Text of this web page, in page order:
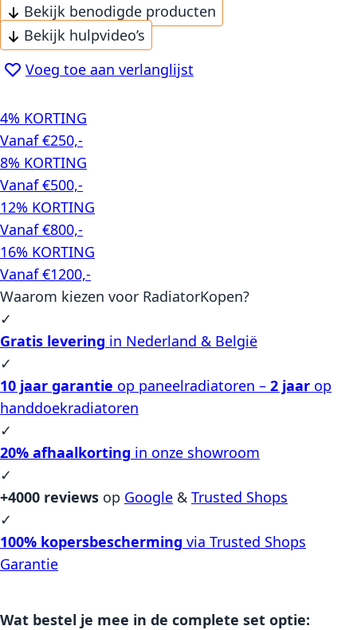
Bekijk benodigde producten
Bekijk hulpvideo’s
Voeg toe aan verlanglijst
4% KORTING
Vanaf €250,-
8% KORTING
Vanaf €500,-
12% KORTING
Vanaf €800,-
16% KORTING
Vanaf €1200,-
Waarom kiezen voor RadiatorKopen?
✓
Gratis levering in Nederland & België
✓
10 jaar garantie op paneelradiatoren – 2 jaar op
handdoekradiatoren
✓
20% afhaalkorting in onze showroom
✓
+4000 reviews op Google & Trusted Shops
✓
100% kopersbescherming via Trusted Shops
Garantie
Wat bestel je mee in de complete set optie: